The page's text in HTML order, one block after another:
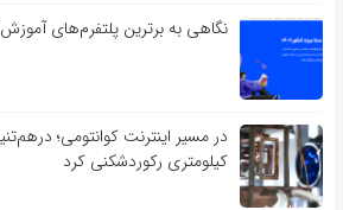
نگاهی به برترین پلتفرم‌های
کیلومتری رکوردشکنی کرد